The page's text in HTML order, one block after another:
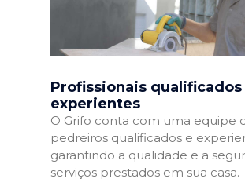
Profissionais qualificados
experientes
O Grifo conta com uma equipe
pedreiros qualificados e
garantindo a qualidade e a
serviços prestados em sua casa.